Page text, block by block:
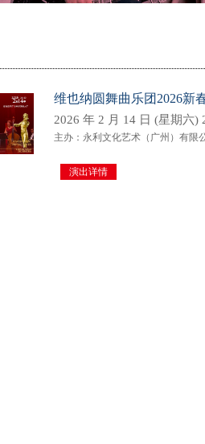
维也纳圆舞曲乐团2026新
2026 年 2 月 14 日 (星期六)
主办：永利文化艺术（广州）有限
演出详情